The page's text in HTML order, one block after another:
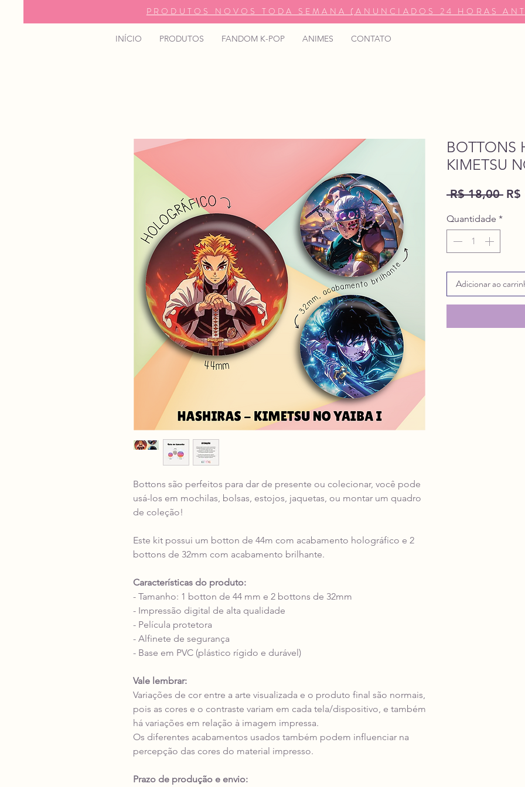
PRODUTOS NOVOS TODA SEMANA (ANUNCIADOS 24 HORAS
INÍCIO PRODUTOS FANDOM K-POP ANIMES CONTATO
Bottons são perfeitos para dar de presente ou colecionar, você pode
usá-los em mochilas, bolsas, estojos, jaquetas, ou montar um quadro
de coleção!
Este kit possui um botton de 44m com acabamento holográfico e 2
bottons de 32mm com acabamento brilhante.
Características do produto:
- Tamanho: 1 botton de 44 mm e 2 bottons de 32mm
- Impressão digital de alta qualidade
- Película protetora
- Alfinete de segurança
- Base em PVC (plástico rígido e durável)
Vale lembrar:
Variações de cor entre a arte visualizada e o produto final são normais,
pois as cores e o contraste variam em cada tela/dispositivo, e também
há variações em relação à imagem impressa.
Os diferentes acabamentos usados também podem influenciar na
percepção das cores do material impresso.
Prazo de produção e envio:
BOTTONS
KIMETSU
R$ 18,00 R$
Quantidade *
Adicionar ao